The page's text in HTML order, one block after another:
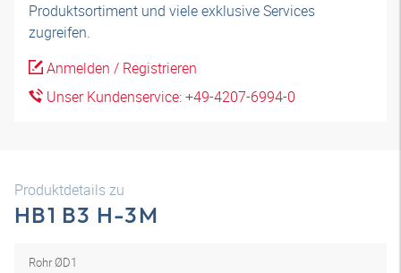
Produktsortiment und viele exklusive Services
zugreifen.
Anmelden / Registrieren
Unser Kundenservice: +49-4207-6994-0
Produktdetails zu
HB1 B3 H-3M
Rohr ØD1